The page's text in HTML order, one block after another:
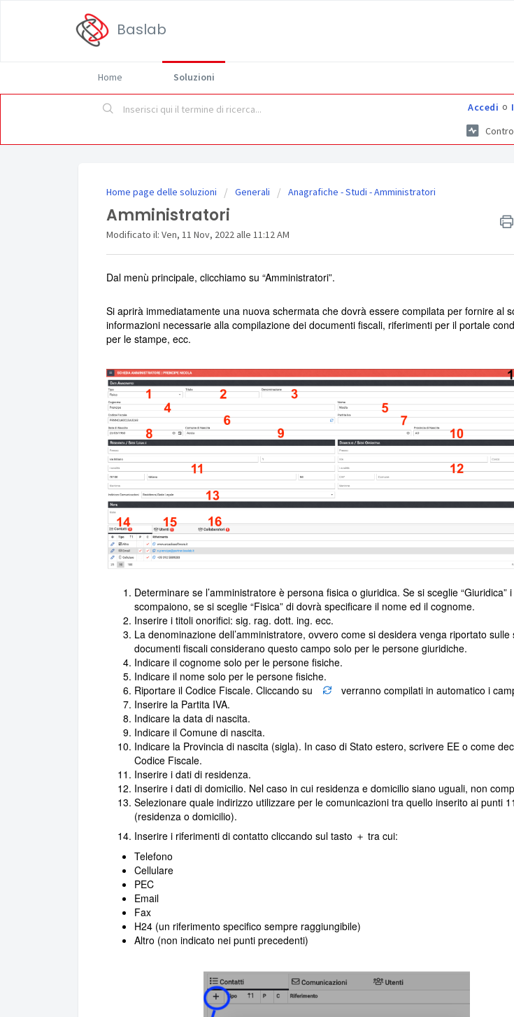
Baslab
Home Soluzioni
Accedi o
Home page delle soluzioni Generali Anagrafiche - Studi - Amministratori
Amministratori
Modificato il: Ven, 11 Nov, 2022 alle 11:12 AM
Dal menù principale, clicchiamo su “Amministratori”.
Si aprirà immediatamente una nuova schermata che dovrà essere compilata per fornire al
informazioni necessarie alla compilazione dei documenti fiscali, riferimenti per il portale
per le stampe, ecc.
Determinare se l’amministratore è persona fisica o giuridica. Se si sceglie “Giuridica”
scompaiono, se si sceglie “Fisica” di dovrà specificare il nome ed il cognome.
Inserire i titoli onorifici: sig. rag. dott. ing. ecc.
La denominazione dell’amministratore, ovvero come si desidera venga riportato sulle
documenti fiscali considerano questo campo solo per le persone giuridiche.
Indicare il cognome solo per le persone fisiche.
Indicare il nome solo per le persone fisiche.
Riportare il Codice Fiscale. Cliccando su
verranno compilati in automatico i
Inserire la Partita IVA.
Indicare la data di nascita.
Indicare il Comune di nascita.
Indicare la Provincia di nascita (sigla). In caso di Stato estero, scrivere EE o come
Codice Fiscale.
Inserire i dati di residenza.
Inserire i dati di domicilio. Nel caso in cui residenza e domicilio siano uguali, non
Selezionare quale indirizzo utilizzare per le comunicazioni tra quello inserito ai punti
(residenza o domicilio).
Inserire i riferimenti di contatto cliccando sul tasto ＋ tra cui:
Telefono
Cellulare
PEC
Email
Fax
H24 (un riferimento specifico sempre raggiungibile)
Altro (non indicato nei punti precedenti)